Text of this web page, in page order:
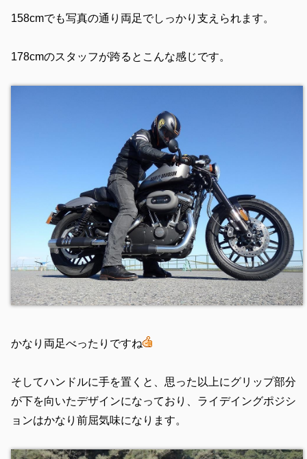
158cmでも写真の通り両足でしっかり支えられます。
178cmのスタッフが跨るとこんな感じです。
かなり両足べったりですね
そしてハンドルに手を置くと、思った以上にグリップ部分
が下を向いたデザインになっており、ライデイングポジシ
ョンはかなり前屈気味になります。